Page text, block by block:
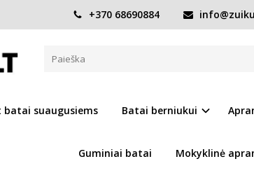
+370 68690884
batai suaugusiems Batai berniukui
Guminiai batai Mokyklinė
Mėlyni vandeniui atsparūs batai 22-27 d. DA06-5-2968
BATAI 22-27 D.
Į NORŲ SĄRAŠĄ